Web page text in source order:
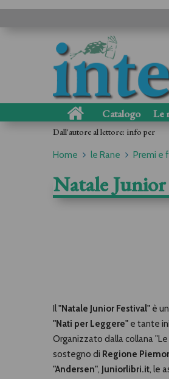
Catalogo Le
Dall'autore al lettore: info per
Home le Rane Premi e
Natale Junior
Il"Natale Junior Festival" è
"Nati per Leggere" e tante
Organizzato dalla collana
sostegno di Regione
"Andersen", Juniorlibri.it, le